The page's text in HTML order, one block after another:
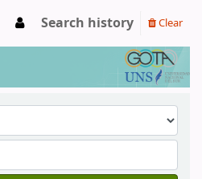
y Turismo
Search history Clear